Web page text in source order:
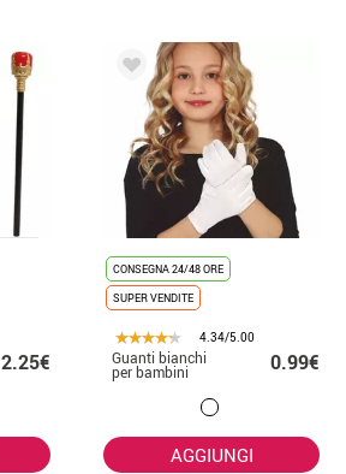
2.25€
CONSEGNA 24/48 ORE
SUPER VENDITE
4.34/5.00
Guanti bianchi
per bambini 0.99€
AGGIUNGI